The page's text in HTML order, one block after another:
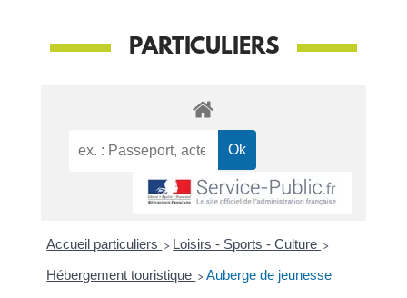
PARTICULIERS
Accueil particuliers > Loisirs - Sports - Culture >
Hébergement touristique > Auberge de jeunesse